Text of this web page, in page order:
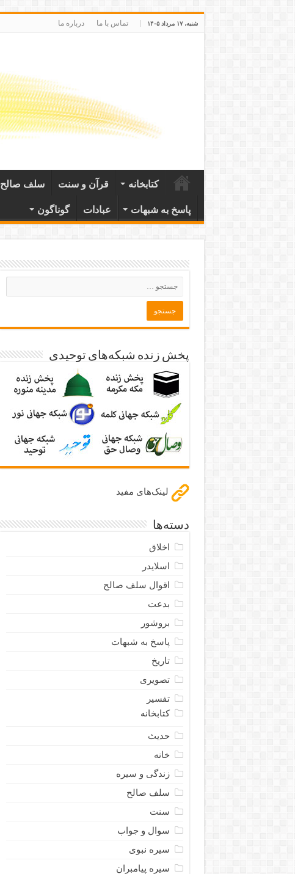
شنبه، ۱۷ مرداد ۱۴۰۵ تماس با ما درباره ما
کتابخانه قرآن و سنت سلف صالح
پاسخ به شبهات عبادات گوناگون
پخش زنده شبکه‌های توحیدی
لینک‌های مفید
دسته‌ها
اخلاق
اسلایدر
اقوال سلف صالح
بدعت
بروشور
پاسخ به شبهات
تاریخ
تصویری
تفسیر
کتابخانه
حدیث
خانه
زندگی و سیره
سلف صالح
سنت
سوال و جواب
سیره نبوى
سیره پیامبران